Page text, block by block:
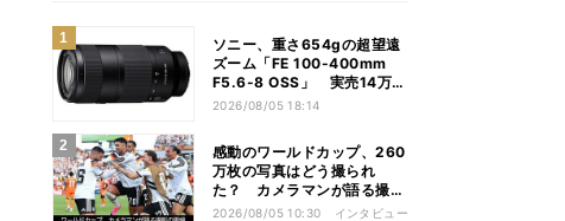
ソニー、重さ654gの超望遠
ズーム「FE 100-400mm
F5.6-8 OSS」 実売14万円
前後
2026/08/05 18:14
感動のワールドカップ、260
万枚の写真はどう撮られ
た？ カメラマンが語る撮影
の現場
2026/08/05 10:30 インタビュー